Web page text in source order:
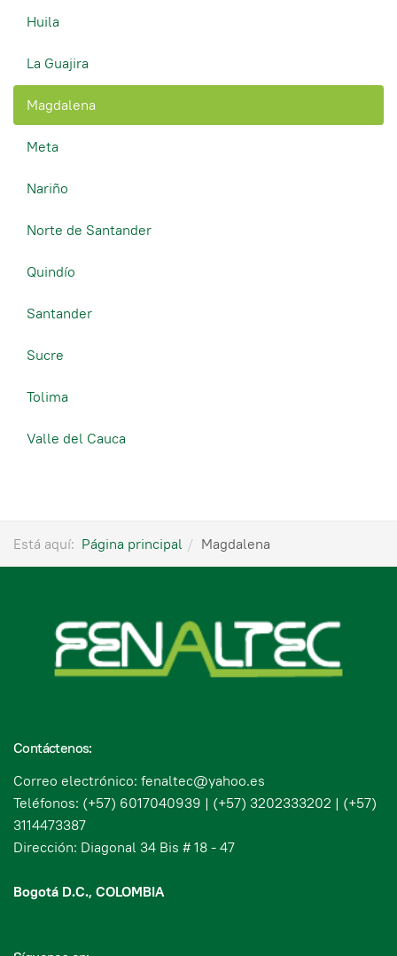
Huila
La Guajira
Magdalena
Meta
Nariño
Norte de Santander
Quindío
Santander
Sucre
Tolima
Valle del Cauca
Está aquí: Página principal Magdalena
Contáctenos:
Correo electrónico: fenaltec@yahoo.es
Teléfonos: (+57) 6017040939 | (+57) 3202333202 | (+57)
3114473387
Dirección: Diagonal 34 Bis # 18 - 47
Bogotá D.C., COLOMBIA